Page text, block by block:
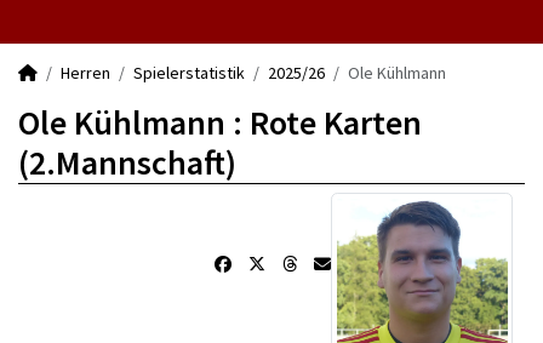
Herren Spielerstatistik 2025/26 Ole Kühlmann
Ole Kühlmann : Rote Karten
(2.Mannschaft)